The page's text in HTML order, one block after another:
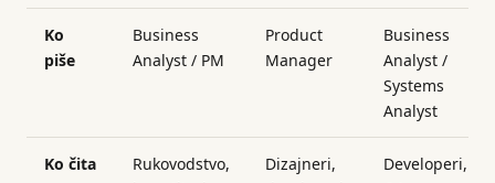
Ko
piše
Business
Analyst / PM
Product
Manager
Business
Analyst /
Systems
Analyst
Ko čita
Rukovodstvo,
Dizajneri,
Developeri,